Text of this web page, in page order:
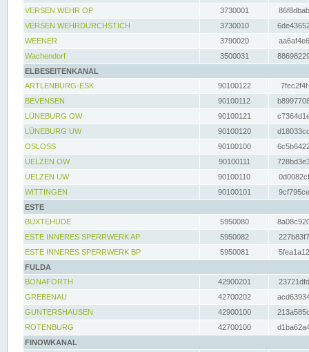
VERSEN WEHR OP
3730001
VERSEN WEHRDURCHSTICH
3730010
WEENER
3790020
Wachendorf
3500031
ELBESEITENKANAL
ARTLENBURG-ESK
90100122
BEVENSEN
90100112
LÜNEBURG OW
90100121
LÜNEBURG UW
90100120
OSLOSS
90100100
UELZEN OW
90100111
UELZEN UW
90100110
WITTINGEN
90100101
ESTE
BUXTEHUDE
5950080
ESTE INNERES SPERRWERK AP
5950082
ESTE INNERES SPERRWERK BP
5950081
FULDA
BONAFORTH
42900201
GREBENAU
42700202
GUNTERSHAUSEN
42900100
ROTENBURG
42700100
FINOWKANAL